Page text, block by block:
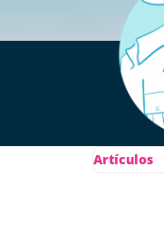
Artículos